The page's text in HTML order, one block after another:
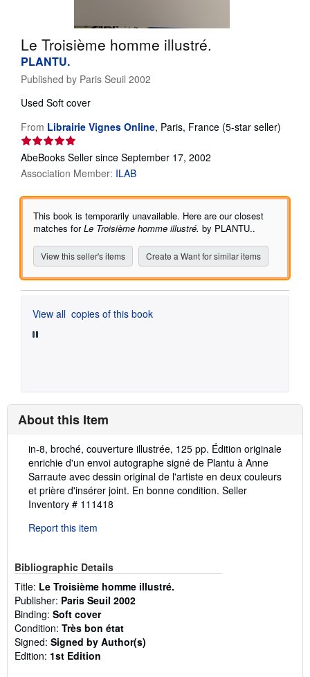
CLOSE
Le Troisième homme illustré.
PLANTU.
Published by Paris Seuil 2002
Used Soft cover
From Librairie Vignes Online, Paris, France (5-star seller)
5
AbeBooks Seller since September 17, 2002
Association Member: ILAB
This book is temporarily unavailable. Here are our closest
matches forLe Troisième homme illustré. by PLANTU..
View this seller's items Create a Want for similar items
View all copies of this book
About this Item
Description:
in-8, broché, couverture illustrée, 125 pp. Édition originale
enrichie d'un envoi autographe signé de Plantu à Anne
Sarraute avec dessin original de l'artiste en deux couleurs
et prière d'insérer joint. En bonne condition. Seller
Inventory # 111418
Report this item
Bibliographic Details
Title: Le Troisième homme illustré.
Publisher: Paris Seuil 2002
Binding: Soft cover
Condition: Très bon état
Signed: Signed by Author(s)
Edition: 1st Edition